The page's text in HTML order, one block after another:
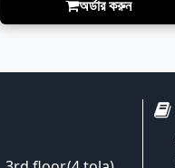
অর্ডার করুন